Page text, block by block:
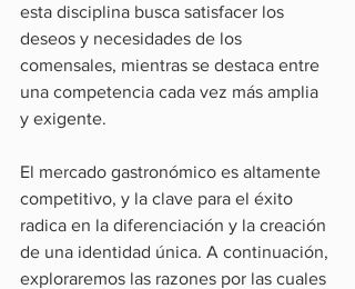
esta disciplina busca satisfacer los
deseos y necesidades de los
comensales, mientras se destaca entre
una competencia cada vez más amplia
y exigente.
El mercado gastronómico es altamente
competitivo, y la clave para el éxito
radica en la diferenciación y la creación
de una identidad única. A continuación,
exploraremos las razones por las cuales